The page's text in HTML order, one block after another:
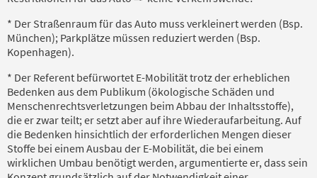
* Der Straßenraum für das Auto muss verkleinert werden (Bsp.
München); Parkplätze müssen reduziert werden (Bsp.
Kopenhagen).
* Der Referent befürwortet E-Mobilität trotz der erheblichen
Bedenken aus dem Publikum (ökologische Schäden und
Menschenrechtsverletzungen beim Abbau der Inhaltsstoffe),
die er zwar teilt; er setzt aber auf ihre Wiederaufarbeitung. Auf
die Bedenken hinsichtlich der erforderlichen Mengen dieser
Stoffe bei einem Ausbau der E-Mobilität, die bei einem
wirklichen Umbau benötigt werden, argumentierte er, dass sein